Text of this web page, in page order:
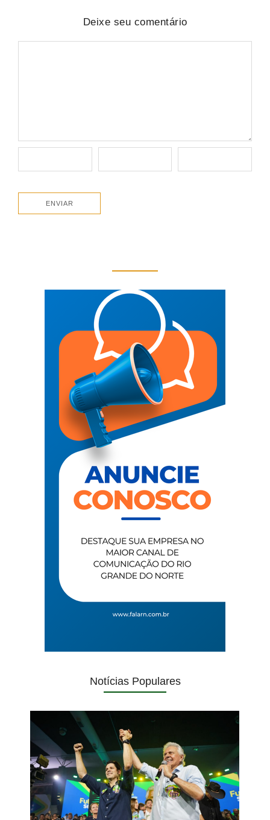
Deixe seu comentário
Notícias Populares